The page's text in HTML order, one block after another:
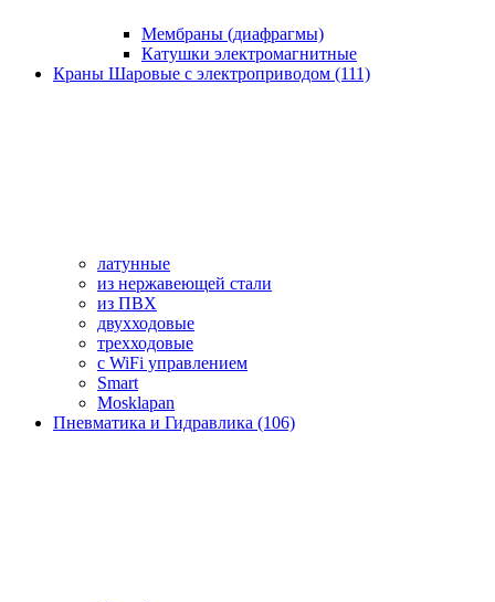
Мембраны (диафрагмы)
Катушки электромагнитные
Краны Шаровые с электроприводом (111)
латунные
из нержавеющей стали
из ПВХ
двухходовые
трехходовые
с WiFi управлением
Smart
Mosklapan
Пневматика и Гидравлика (106)